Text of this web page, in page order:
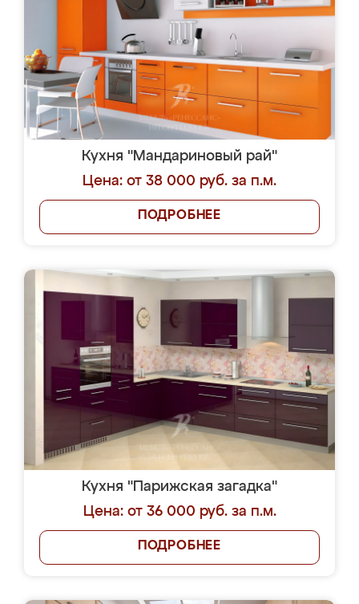
Кухня "Мандариновый рай"
Цена: от 38 000 руб. за п.м.
ПОДРОБНЕЕ
Кухня "Парижская загадка"
Цена: от 36 000 руб. за п.м.
ПОДРОБНЕЕ